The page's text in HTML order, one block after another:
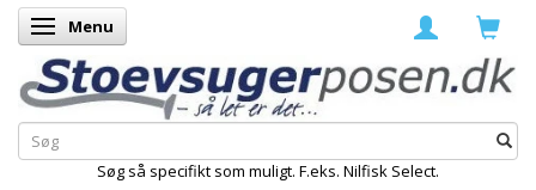
Skifte navigation
Menu
Søg så specifikt som muligt. F.eks. Nilfisk Select.